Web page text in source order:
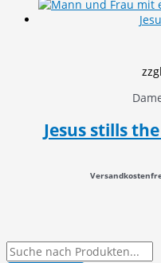
P
Jesus stills